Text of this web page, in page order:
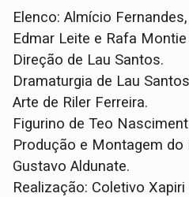
Elenco: Almício
Edmar Leite e Rafa
Direção de Lau Santos.
Dramaturgia de Lau
Arte de Riler Ferreira.
Figurino de Teo
Produção e Montagem do
Gustavo Aldunate.
Realização: Coletivo